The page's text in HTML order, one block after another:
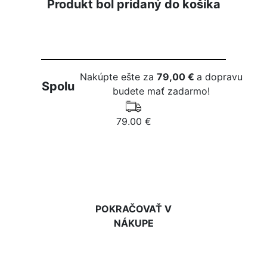
Produkt bol pridaný do košíka
Spolu
Nakúpte ešte za79,00 €a dopravu
budete mať zadarmo!
79.00 €
POKRAČOVAŤ V
NÁKUPE